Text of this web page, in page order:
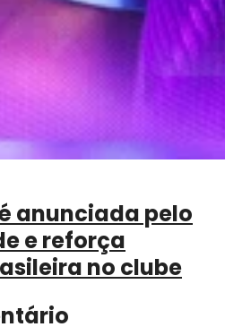
anunciada pelo
e reforça
no clube